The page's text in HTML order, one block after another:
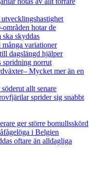
hotar de
skyddas
variationer
dagslängd hjälper
spridning norrut
Mycket mer än en
allt senare
sprider sig snabbt
ger större bomullsskörd
i Belgien
oftare än alldagliga